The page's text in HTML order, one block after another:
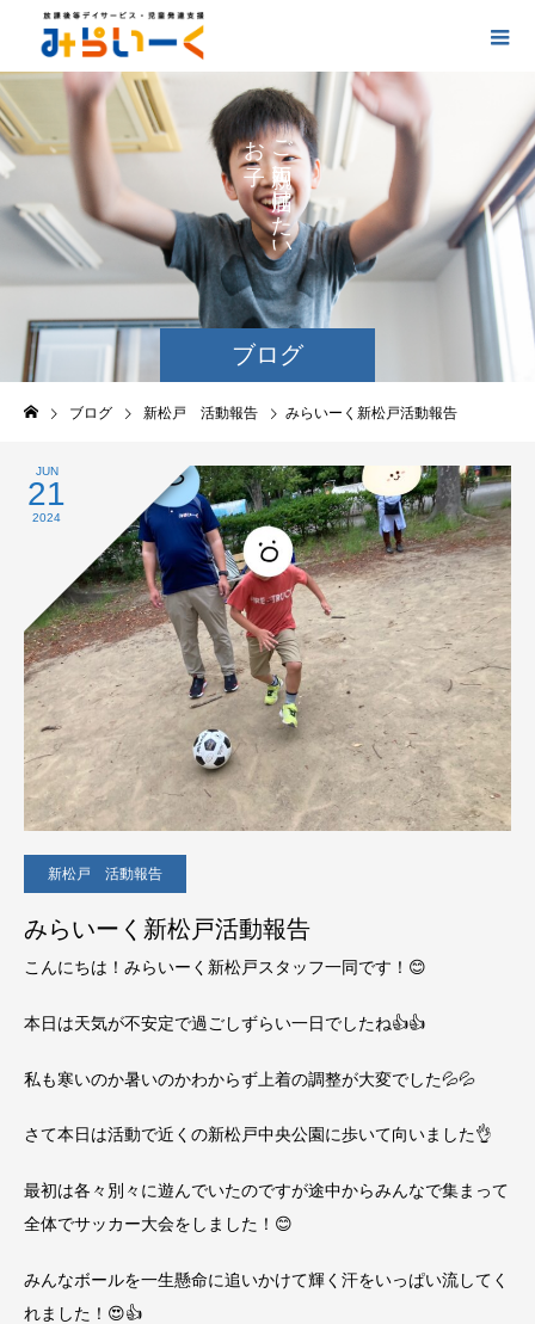
ブログ
ご
に
け
た
い
お
の
の
ブログ 新松戸 活動報告 みらいーく新松戸活動報告
JUN
21
2024
新松戸 活動報告
みらいーく新松戸活動報告
こんにちは！みらいーく新松戸スタッフ一同です！😊
本日は天気が不安定で過ごしずらい一日でしたね👍👍
私も寒いのか暑いのかわからず上着の調整が大変でした💦💦
さて本日は活動で近くの新松戸中央公園に歩いて向いました👌
最初は各々別々に遊んでいたのですが途中からみんなで集まって
全体でサッカー大会をしました！😊
みんなボールを一生懸命に追いかけて輝く汗をいっぱい流してく
れました！😍👍